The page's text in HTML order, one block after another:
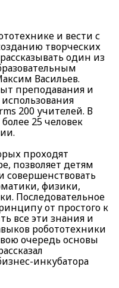
и вести с
творческих
один из
Васильев.
преподавания и
200 учителей. В
25 человек
проходят
позволяет детям
совершенствовать
физики,
Последовательное
от простого к
все эти знания и
робототехники
очередь основы
инкубатора